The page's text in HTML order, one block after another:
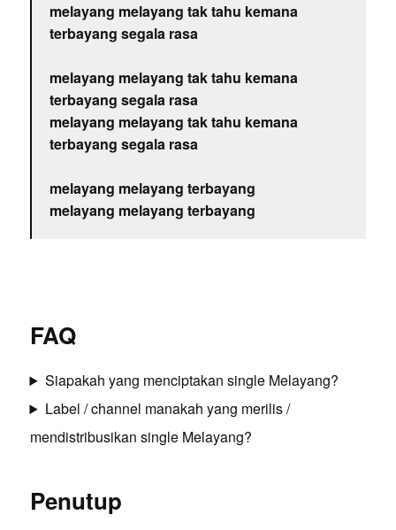
melayang melayang tak tahu kemana
terbayang segala rasa
melayang melayang tak tahu kemana
terbayang segala rasa
melayang melayang tak tahu kemana
terbayang segala rasa
melayang melayang terbayang
melayang melayang terbayang
FAQ
Siapakah yang menciptakan single Melayang?
Label / channel manakah yang merilis /
mendistribusikan single Melayang?
Penutup